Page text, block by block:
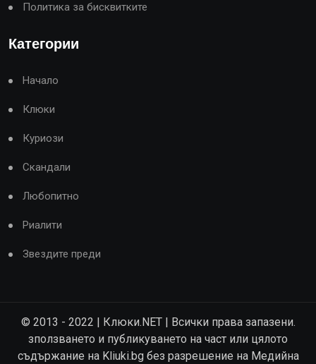
Политика за бисквитките
Категории
Начало
Клюки
Куриози
Скандали
Любопитно
Риалити
Звездите преди
© 2013 - 2022 | Клюки.NET | Всички права запазени.
зползването и публикуването на част или цялото
съдържание на Kliuki.bg без разрешение на Медийна